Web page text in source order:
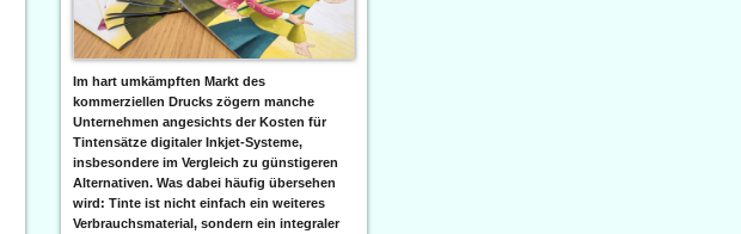
Im hart umkämpften Markt des
kommerziellen Drucks zögern manche
Unternehmen angesichts der Kosten für
Tintensätze digitaler Inkjet-Systeme,
insbesondere im Vergleich zu günstigeren
Alternativen. Was dabei häufig übersehen
wird: Tinte ist nicht einfach ein weiteres
Verbrauchsmaterial, sondern ein integraler